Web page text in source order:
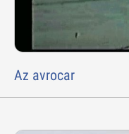
Az avrocar